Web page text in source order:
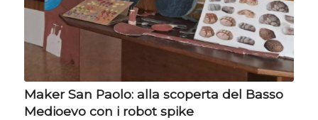
Maker San Paolo: alla scoperta del Basso
Medioevo con i robot spike